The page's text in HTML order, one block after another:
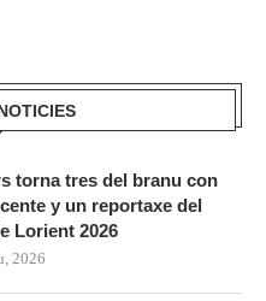
torna tres del branu con
y un reportaxe del
Lorient 2026
2026